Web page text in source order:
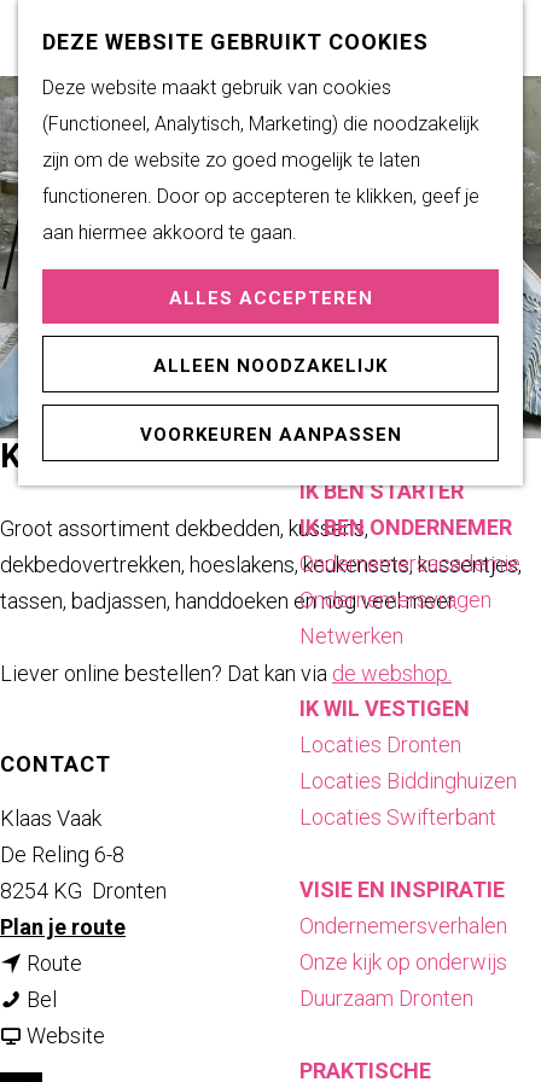
DEZE WEBSITE GEBRUIKT COOKIES
Deze website maakt gebruik van cookies
(Functioneel, Analytisch, Marketing) die noodzakelijk
zijn om de website zo goed mogelijk te laten
functioneren. Door op accepteren te klikken, geef je
aan hiermee akkoord te gaan.
ALLES ACCEPTEREN
ALLEEN NOODZAKELIJK
VOORKEUREN AANPASSEN
G
a
n
a
a
r
e
o
m
e
p
a
g
K
Z
e
k
M
e
DUURZAAM WONEN
Duurzame initiatieven
Fairtrade Gemeente
Het Energieloket
PRAKTISCHE
INFORMATIE
Verenigingen
ONDERNEMEN
IK BEN STARTER
IK BEN ONDERNEMER
Ondernemersacademie
Ondernemersvragen
Netwerken
IK WIL VESTIGEN
Locaties Dronten
Locaties Biddinghuizen
Locaties Swifterbant
VISIE EN INSPIRATIE
Ondernemersverhalen
Onze kijk op onderwijs
Duurzaam Dronten
PRAKTISCHE
KLAAS VAAK
Groot assortiment dekbedden, kussens,
dekbedovertrekken, hoeslakens, keukensets, kussentjes,
tassen, badjassen, handdoeken en nog veel meer.
Liever online bestellen? Dat kan via de webshop.
CONTACT
Klaas Vaak
De Reling 6-8
8254 KG Dronten
Plan je routen
Route
a
Bel
l
Website